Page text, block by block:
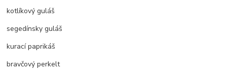
kotlíkový guláš
segedínsky guláš
kurací paprikáš
bravčový perkelt